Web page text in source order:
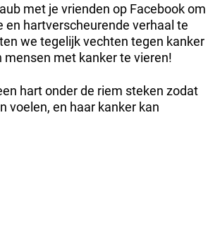
met je vrienden op Facebook om
en hartverscheurende verhaal te
we tegelijk vechten tegen kanker
mensen met kanker te vieren!
hart onder de riem steken zodat
voelen, en haar kanker kan